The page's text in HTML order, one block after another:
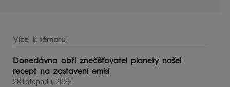
Více k tématu:
Donedávna obří znečišťovatel planety našel
recept na zastavení emisí
28 listopadu, 2025